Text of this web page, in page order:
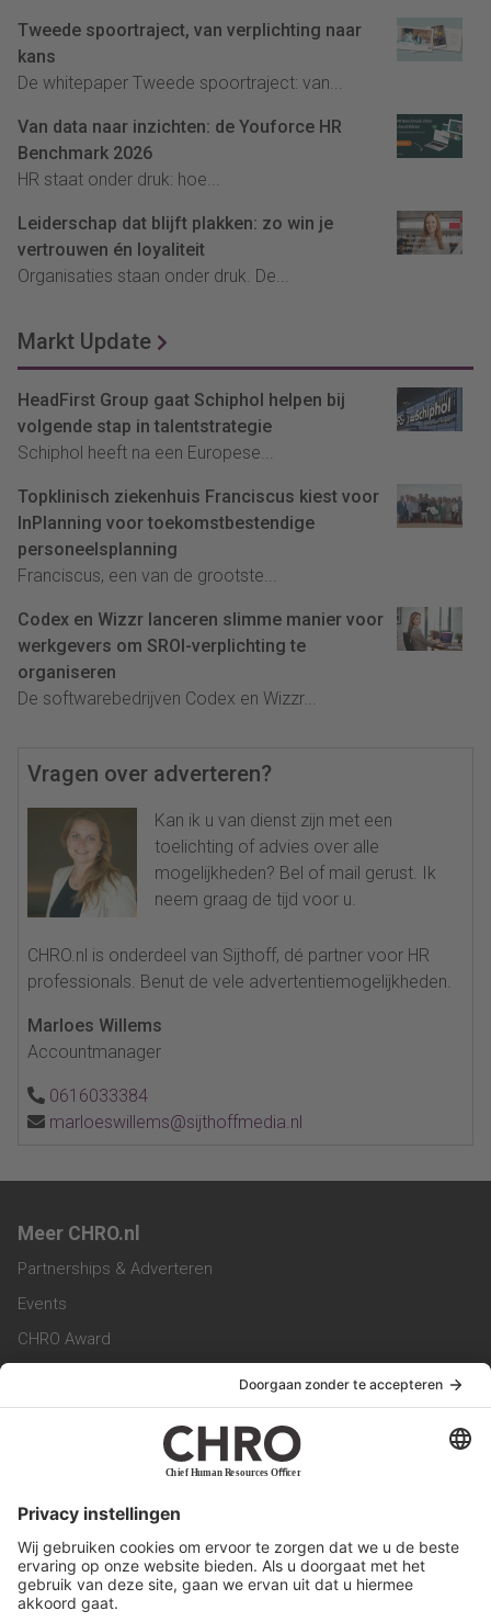
Tweede spoortraject, van verplichting naar
kans
De whitepaper Tweede spoortraject: van...
Van data naar inzichten: de Youforce HR
Benchmark 2026
HR staat onder druk: hoe...
Leiderschap dat blijft plakken: zo win je
vertrouwen én loyaliteit
Organisaties staan onder druk. De...
Markt Update
HeadFirst Group gaat Schiphol helpen bij
volgende stap in talentstrategie
Schiphol heeft na een Europese...
Topklinisch ziekenhuis Franciscus kiest voor
InPlanning voor toekomstbestendige
personeelsplanning
Franciscus, een van de grootste...
Codex en Wizzr lanceren slimme manier voor
werkgevers om SROI-verplichting te
organiseren
De softwarebedrijven Codex en Wizzr...
Vragen over adverteren?
Kan ik u van dienst zijn met een
toelichting of advies over alle
mogelijkheden? Bel of mail gerust. Ik
neem graag de tijd voor u.
CHRO.nl is onderdeel van Sijthoff, dé partner voor HR
professionals. Benut de vele advertentiemogelijkheden.
Marloes Willems
Accountmanager
0616033384
marloeswillems@sijthoffmedia.nl
Meer CHRO.nl
Partnerships & Adverteren
Events
CHRO Award
CHRO Magazine
Service & Contact
Werken bij ons
Privacy Statement
Algemene Voorwaarden